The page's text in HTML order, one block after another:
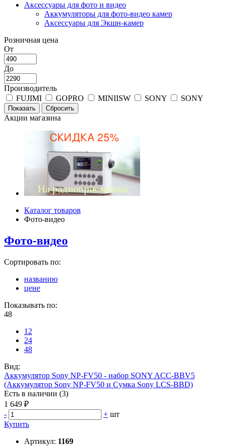
Аксессуары для фото и видео
Аккумуляторы для фото-видео камер
Аксессуары для Экшн-камер
Розничная цена
От
До
Производитель
FUJIMI
GOPRO MINIISW SONY SONY
Акции магазина
Каталог товаров
Фото-видео
Фото-видео
Сортировать по:
названию
цене
Показывать по:
48
12
24
48
Вид:
Аккумулятор Sony NP-FV50 - набор SONY ACC-BBV5
(Аккумулятор Sony NP-FV50 и Сумка Sony LCS-BBD)
Есть в наличии (3)
1 649 ₽
-
+ шт
Купить
Артикул: 1169